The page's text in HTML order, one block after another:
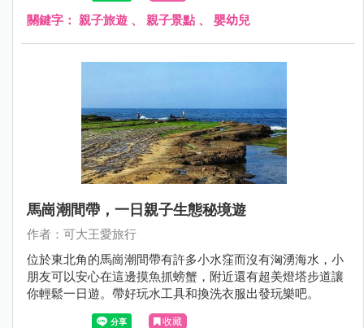
關鍵字： 親子旅遊 、 親子景點 、 嬰幼兒
馬崗潮間帶，一日親子生態秘境遊
作者：可大王愛旅行
位於東北角的馬崗潮間帶有許多小水窪而沒有洶湧海水，小
朋友可以安心在這邊摸魚抓螃蟹，附近還有超美燈塔步道讓
你輕鬆一日遊。帶好玩水工具和換洗衣服出發玩樂吧。
收藏